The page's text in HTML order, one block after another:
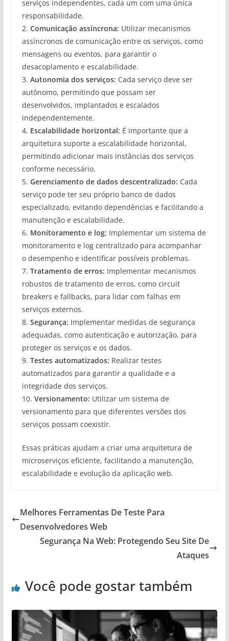
serviços independentes, cada um com uma única
responsabilidade.
2. Comunicação assíncrona: Utilizar mecanismos
assíncronos de comunicação entre os serviços, como
mensagens ou eventos, para garantir o
desacoplamento e escalabilidade.
3. Autonomia dos serviços: Cada serviço deve ser
autônomo, permitindo que possam ser
desenvolvidos, implantados e escalados
independentemente.
4. Escalabilidade horizontal: É importante que a
arquitetura suporte a escalabilidade horizontal,
permitindo adicionar mais instâncias dos serviços
conforme necessário.
5. Gerenciamento de dados descentralizado: Cada
serviço pode ter seu próprio banco de dados
especializado, evitando dependências e facilitando a
manutenção e escalabilidade.
6. Monitoramento e log: Implementar um sistema de
monitoramento e log centralizado para acompanhar
o desempenho e identificar possíveis problemas.
7. Tratamento de erros: Implementar mecanismos
robustos de tratamento de erros, como circuit
breakers e fallbacks, para lidar com falhas em
serviços externos.
8. Segurança: Implementar medidas de segurança
adequadas, como autenticação e autorização, para
proteger os serviços e os dados.
9. Testes automatizados: Realizar testes
automatizados para garantir a qualidade e a
integridade dos serviços.
10. Versionamento: Utilizar um sistema de
versionamento para que diferentes versões dos
serviços possam coexistir.
Essas práticas ajudam a criar uma arquitetura de
microserviços eficiente, facilitando a manutenção,
escalabilidade e evolução da aplicação web.
Melhores Ferramentas De Teste Para
Desenvolvedores Web
Segurança Na Web: Protegendo Seu Site De
Ataques
Você pode gostar também